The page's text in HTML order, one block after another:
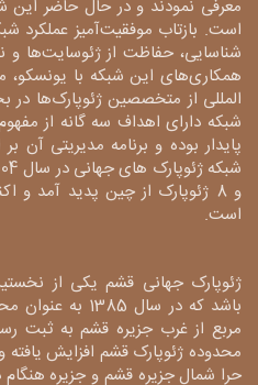
است. بازتاب موفقیت‌آمیز عملکرد
شناسایی، حفاظت از ژئوسایت‌ها
همکاری‌های این شبکه با
المللی از متخصصین ژئوپارک‌ها
شبکه دارای اهداف سه گانه از
پایدار بوده و برنامه مدیریتی
است.
ژئوپارک جهانی قشم یکی از
محدوده ژئوپارک قشم افزایش
حرا شمال جزیره قشم و جزیره